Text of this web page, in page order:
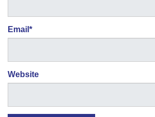
Email *
Website